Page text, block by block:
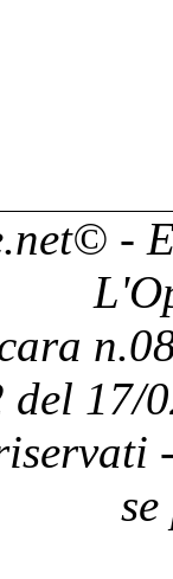
© -
del 17/